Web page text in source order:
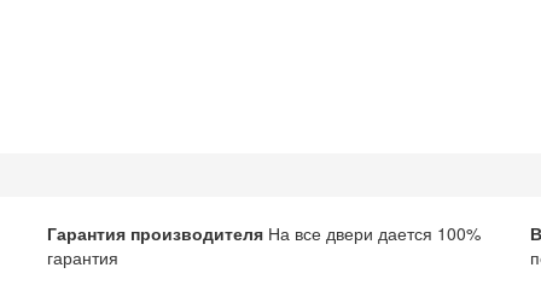
Гарантия производителя На все двери дается 100%
гарантия